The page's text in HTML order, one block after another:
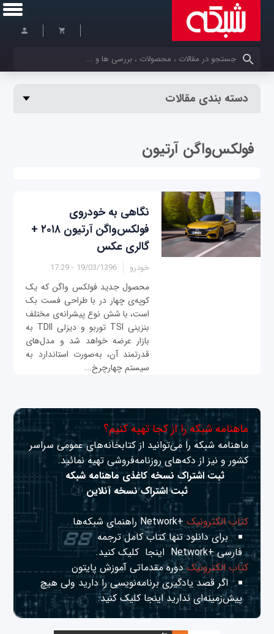
کلمات کلیدی خود را وارد کنید
دسته بندی مقالات
فولکس‌واگن آرتیون
نگاهی به خودروی
فولکس‌واگن آرتیون ۲۰۱۸ +
گالری عکس
خودرو 19/03/1396 - 17:29
محصول جدید فولکس واگن که یک
کوپه‌ی چهار در با طراحی فست بک
است، با شش نوع پیشرانه‌ی مختلف
بنزینی TSI توربو و دیزلی TDII به
بازار عرضه خواهد شد و مدل‌های
قدرتمند آن، به‌صورت استاندارد به
سیستم چهارچرخ...
ماهنامه شبکه را از کجا تهیه کنیم؟
ماهنامه شبکه را می‌توانید از کتابخانه‌های عمومی سراسر
کشور و نیز از دکه‌های روزنامه‌فروشی تهیه نمائید.
ثبت اشتراک نسخه کاغذی ماهنامه شبکه
ثبت اشتراک نسخه آنلاین
کتاب الکترونیک+Network راهنمای شبکه‌ها
برای دانلود تنها کتاب کامل ترجمه
فارسی +Network
اینجا کلیک کنید.
کتاب الکترونیکدوره مقدماتی آموزش پایتون
اگر قصد یادگیری برنامه‌نویسی را دارید ولی هیچ
پیش‌زمینه‌ای نداریداینجا کلیک کنید.